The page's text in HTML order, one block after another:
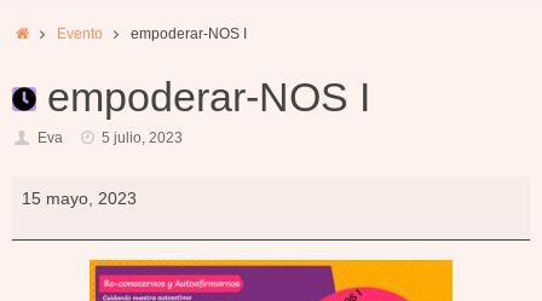
InicioEvento empoderar-NOS I
empoderar-NOS I
Eva 5 julio, 2023
empoderar-
I
15 mayo, 2023